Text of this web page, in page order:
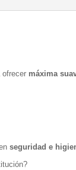
ofrecer máxima
seguridad e